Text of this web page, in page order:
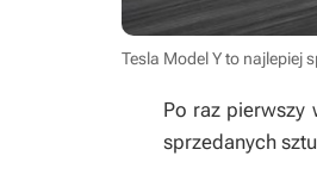
Tesla Model Y to najlepiej
Po raz pierwszy
sprzedanych